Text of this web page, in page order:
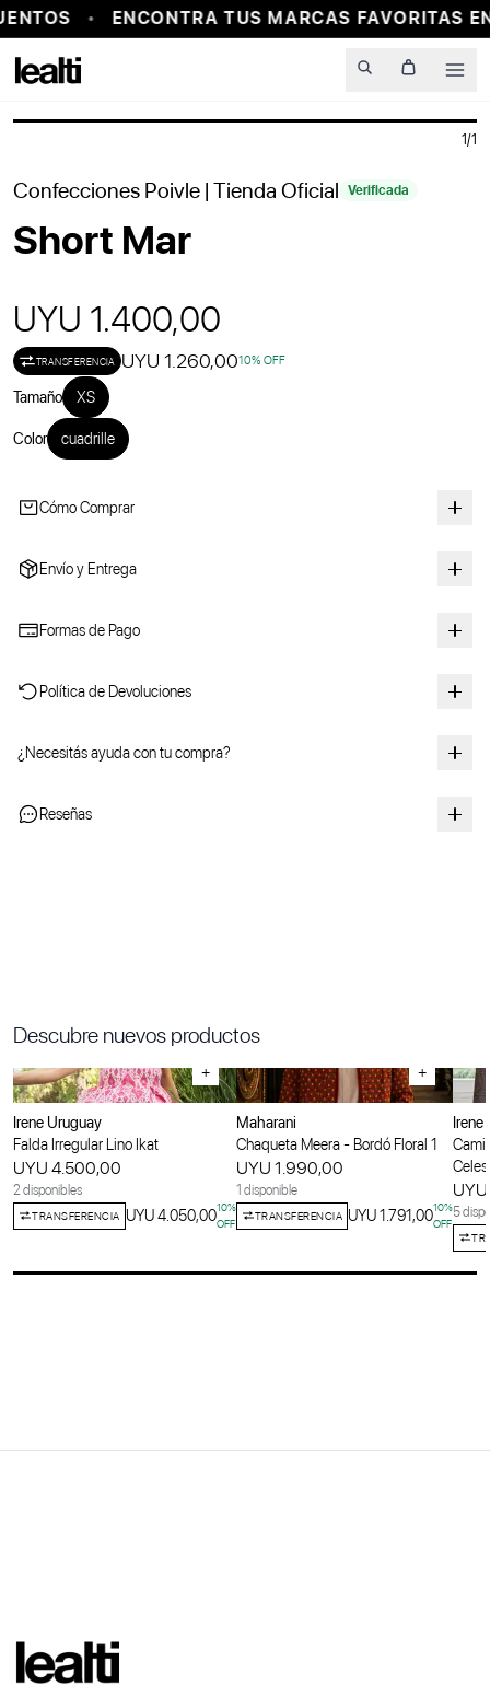
ENCONTRA TUS MARCAS FAVORITAS
PROBADOR VIRTUAL
1/1
Confecciones Poivle | Tienda Oficial Verificada
Short Mar
UYU 1.400,00
TRANSFERENCIA UYU 1.260,0010% OFF
Tamaño XS
Color cuadrille
Cómo Comprar
Envío y Entrega
Formas de Pago
Política de Devoluciones
¿Necesitás ayuda con tu compra?
Reseñas
Descubre nuevos productos
+
Irene Uruguay
Falda Irregular Lino Ikat
UYU 4.500,00
2 disponibles
TRANSFERENCIA UYU 4.050,0010%
OFF
+
Maharani
Chaqueta Meera - Bordó Floral 1
UYU 1.990,00
1 disponible
TRANSFERENCIA UYU 1.791,0010%
OFF
Irene
5